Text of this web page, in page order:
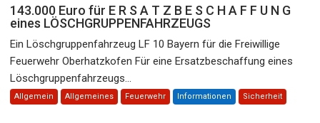
143.000 Euro für E R S A T Z B E S C H A F F U N G
eines LÖSCHGRUPPENFAHRZEUGS
Ein Löschgruppenfahrzeug LF 10 Bayern für die Freiwillige
Feuerwehr Oberhatzkofen Für eine Ersatzbeschaffung eines
Löschgruppenfahrzeugs...
Allgemein Allgemeines Feuerwehr Informationen Sicherheit